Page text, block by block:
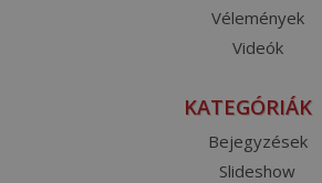
Vélemények
Videók
KATEGÓRIÁK
Bejegyzések
Slideshow